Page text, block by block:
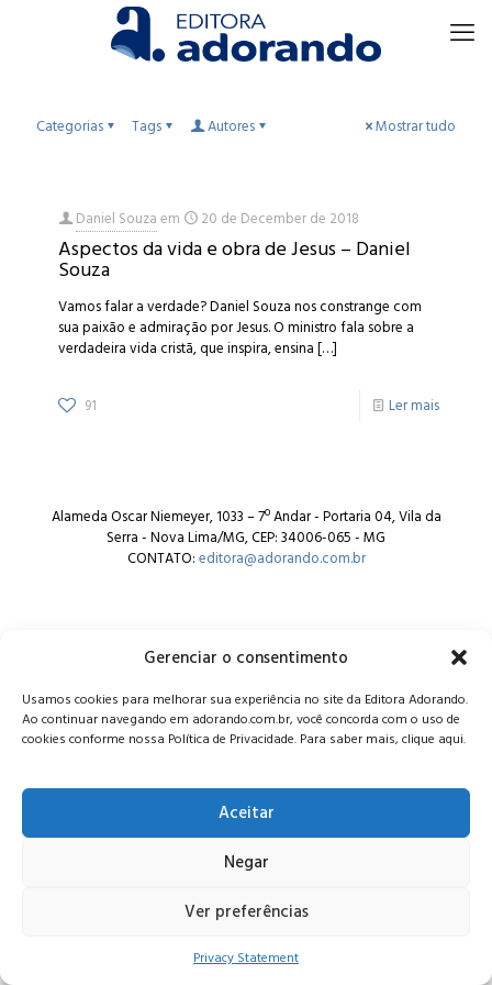
Gerenciar o consentimento
Usamos cookies para melhorar sua experiência no site da Editora Adorando.
Ao continuar navegando em adorando.com.br, você concorda com o uso de
cookies conforme nossa Política de Privacidade. Para saber mais, clique aqui.
Aceitar
Negar
Ver preferências
Privacy Statement
Categorias Tags Autores Mostrar tudo
Daniel Souzaem 20 de December de 2018
Aspectos da vida e obra de Jesus – Daniel
Souza
Vamos falar a verdade? Daniel Souza nos constrange com
sua paixão e admiração por Jesus. O ministro fala sobre a
verdadeira vida cristã, que inspira, ensina[…]
91 Ler mais
Alameda Oscar Niemeyer, 1033 – 7º Andar - Portaria 04, Vila da
Serra - Nova Lima/MG, CEP: 34006-065 - MG
CONTATO:editora@adorando.com.br
© Editora Adorando 2026. Todos os direitos reservados.
Consulte nossapolítica de privacidade.